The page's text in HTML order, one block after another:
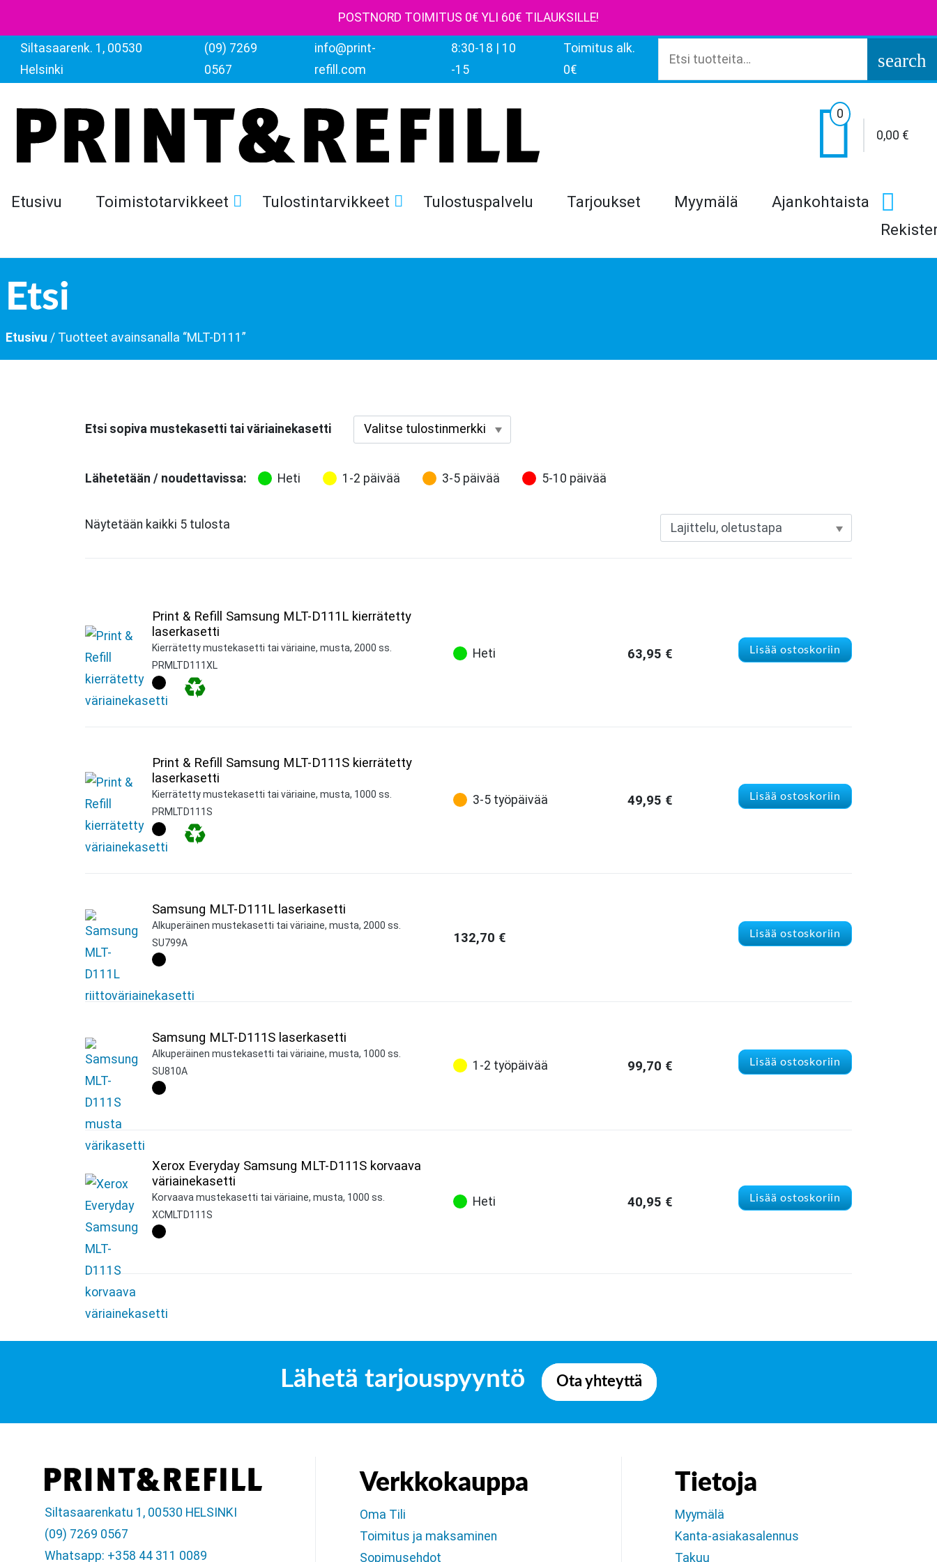
POSTNORD TOIMITUS 0€ YLI 60€ TILAUKSILLE!
Siltasaarenk. 1, 00530
Helsinki
(09) 7269
0567
info@print-
refill.com
8:30-18 | 10
-15
Toimitus alk.
0€
search

0
0,00 €
Etusivu Toimistotarvikkeet Tulostintarvikkeet Tulostuspalvelu Tarjoukset Myymälä
Ajankohtaista
Etsi
Etusivu / Tuotteet avainsanalla “MLT-D111”
Etsi sopiva mustekasetti tai väriainekasetti
Lähetetään / noudettavissa: Heti 1-2 päivää 3-5 päivää 5-10 päivää
Näytetään kaikki 5 tulosta
Print & Refill Samsung MLT-D111L kierrätetty
laserkasetti
Kierrätetty mustekasetti tai väriaine, musta, 2000 ss.
PRMLTD111XL
Heti 63,95 € Lisää ostoskoriin
Print & Refill Samsung MLT-D111S kierrätetty
laserkasetti
Kierrätetty mustekasetti tai väriaine, musta, 1000 ss.
PRMLTD111S
3-5 työpäivää 49,95 € Lisää ostoskoriin
Samsung MLT-D111L laserkasetti
Alkuperäinen mustekasetti tai väriaine, musta, 2000 ss.
SU799A
132,70 € Lisää ostoskoriin
Samsung MLT-D111S laserkasetti
Alkuperäinen mustekasetti tai väriaine, musta, 1000 ss.
SU810A
1-2 työpäivää 99,70 € Lisää ostoskoriin
Xerox Everyday Samsung MLT-D111S korvaava
väriainekasetti
Korvaava mustekasetti tai väriaine, musta, 1000 ss.
XCMLTD111S
Heti 40,95 € Lisää ostoskoriin
Lähetä tarjouspyyntö Ota yhteyttä
Siltasaarenkatu 1, 00530 HELSINKI
(09) 7269 0567
Whatsapp: +358 44 311 0089
Verkkokauppa
Oma Tili
Toimitus ja maksaminen
Sopimusehdot
Tietoja
Myymälä
Kanta-asiakasalennus
Takuu